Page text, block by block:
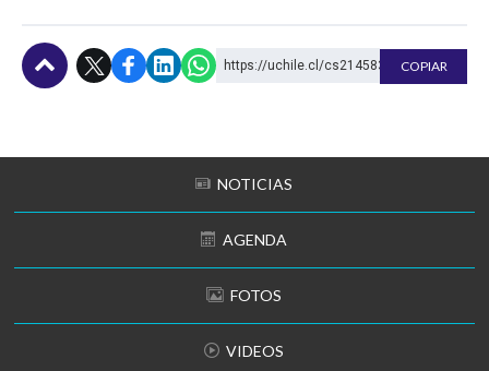
https://uchile.cl/cs214583 COPIAR
NOTICIAS
AGENDA
FOTOS
VIDEOS